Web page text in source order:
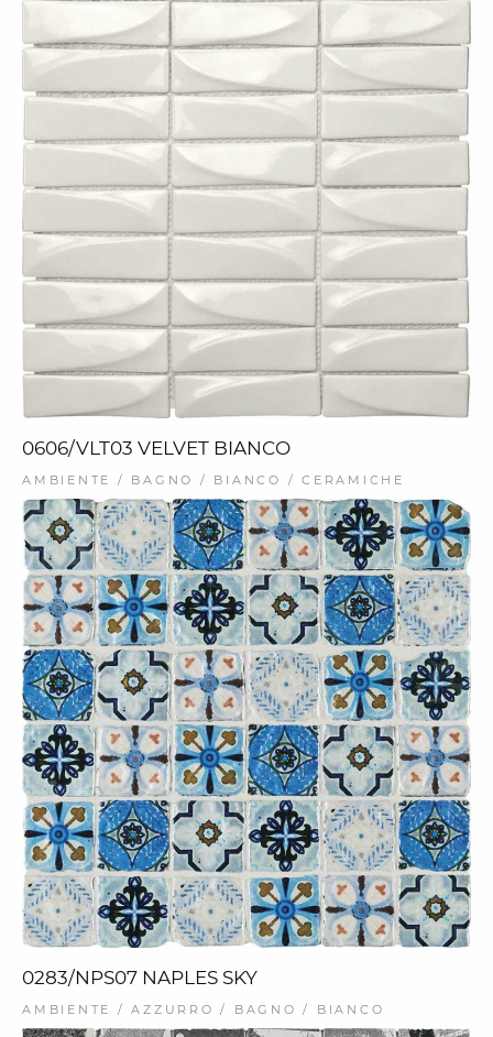
0606/VLT03 VELVET BIANCO
AMBIENTE / BAGNO / BIANCO / CERAMICHE
0283/NPS07 NAPLES SKY
AMBIENTE / AZZURRO / BAGNO / BIANCO